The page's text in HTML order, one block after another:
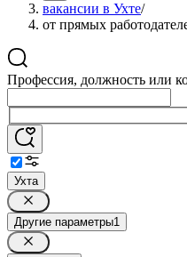
вакансии в Ухте/
от прямых
Профессия, должность или
Ухта
Другие параметры1